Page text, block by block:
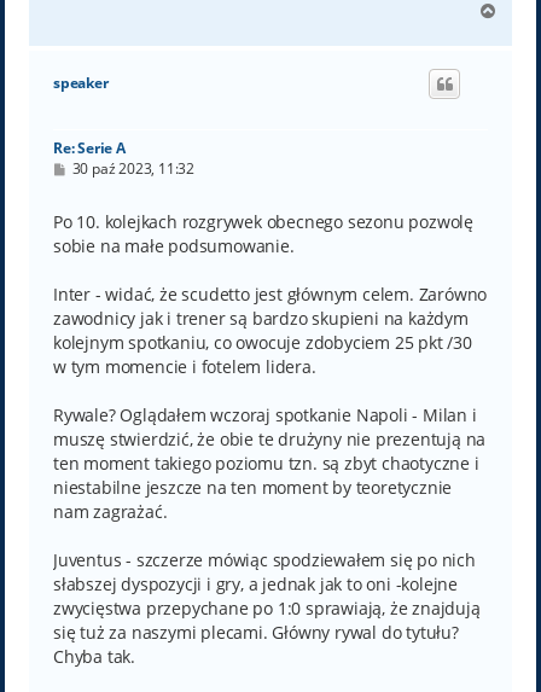
g
speaker
Re: Serie A
P
t
30 paź 2023, 11:32
Po 10. kolejkach rozgrywek obecnego sezonu pozwolę
sobie na małe podsumowanie.
Inter - widać, że scudetto jest głównym celem. Zarówno
zawodnicy jak i trener są bardzo skupieni na każdym
kolejnym spotkaniu, co owocuje zdobyciem 25 pkt /30
w tym momencie i fotelem lidera.
Rywale? Oglądałem wczoraj spotkanie Napoli - Milan i
muszę stwierdzić, że obie te drużyny nie prezentują na
ten moment takiego poziomu tzn. są zbyt chaotyczne i
niestabilne jeszcze na ten moment by teoretycznie
nam zagrażać.
Juventus - szczerze mówiąc spodziewałem się po nich
słabszej dyspozycji i gry, a jednak jak to oni -kolejne
zwycięstwa przepychane po 1:0 sprawiają, że znajdują
się tuż za naszymi plecami. Główny rywal do tytułu?
Chyba tak.